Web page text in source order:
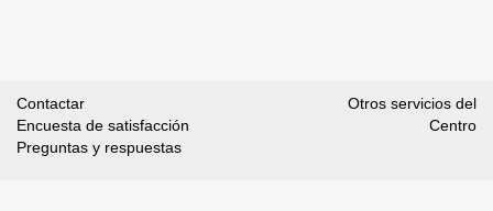
Contactar
Encuesta de satisfacción
Preguntas y respuestas
Otros servicios del
Centro